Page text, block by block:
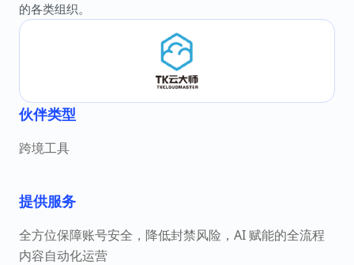
的各类组织。
伙伴类型
跨境工具
提供服务
全方位保障账号安全，降低封禁风险，AI 赋能的全流程
内容自动化运营